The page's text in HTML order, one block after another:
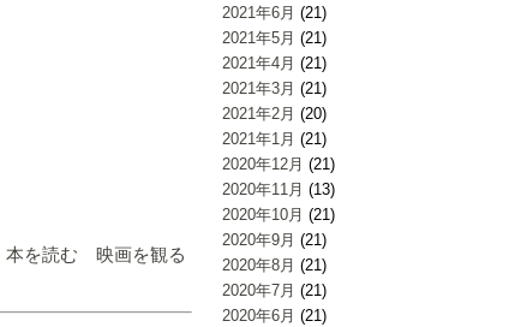
2021年6月 (21)
2021年5月 (21)
2021年4月 (21)
2021年3月 (21)
2021年2月 (20)
2021年1月 (21)
2020年12月 (21)
2020年11月 (13)
2020年10月 (21)
2020年9月 (21)
2020年8月 (21)
2020年7月 (21)
2020年6月 (21)
本を読む 映画を観る